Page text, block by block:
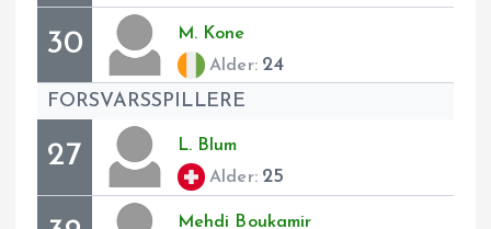
30 M. Kone
Alder: 24
FORSVARSSPILLERE
27 L. Blum
Alder: 25
Mehdi Boukamir